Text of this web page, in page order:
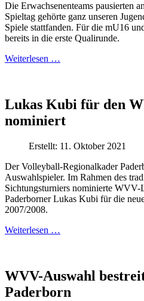
Die Erwachsenenteams pausierten
Spieltag gehörte ganz unseren
Spiele stattfanden. Für die mU16
bereits in die erste Qualirunde.
Weiterlesen …
Lukas Kubi für den
nominiert
Erstellt: 11. Oktober 2021
Der Volleyball-Regionalkader
Auswahlspieler. Im Rahmen des
Sichtungsturniers nominierte WVV-
Paderborner Lukas Kubi für die
2007/2008.
Weiterlesen …
WVV-Auswahl
Paderborn